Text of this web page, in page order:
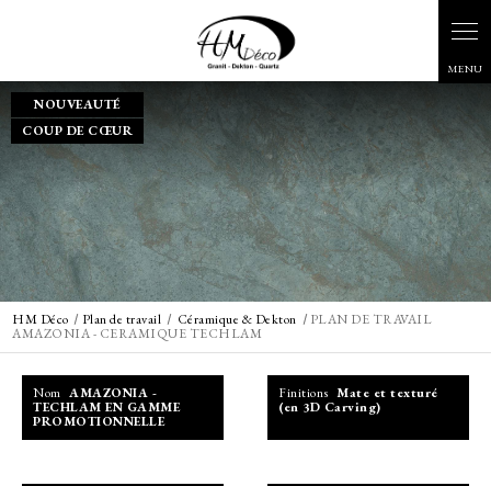
NOUVEAUTÉ
COUP DE CŒUR
HM Déco Plan de travail Céramique & Dekton
PLAN DE TRAVAIL
AMAZONIA - CERAMIQUE TECHLAM
Nom AMAZONIA -
TECHLAM EN GAMME
PROMOTIONNELLE
Finitions Mate et texturé
(en 3D Carving)
Panneau de gestion des cookies